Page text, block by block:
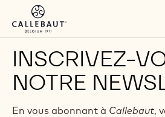
Skip to main content
INSCRIVEZ-
NOTRE
En vous abonnant à Callebaut,